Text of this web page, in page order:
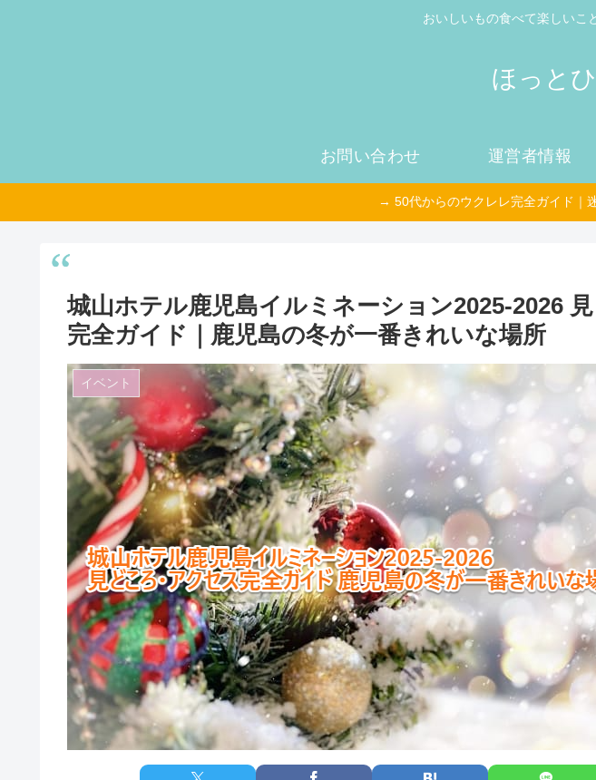
おいしいもの食べて楽しいこ
ほっと
お問い合わせ 運営者情報
→ 50代からのウクレレ完全ガイド｜
城山ホテル鹿児島イルミネーション2025-2026
完全ガイド｜鹿児島の冬が一番きれいな場所
イベント